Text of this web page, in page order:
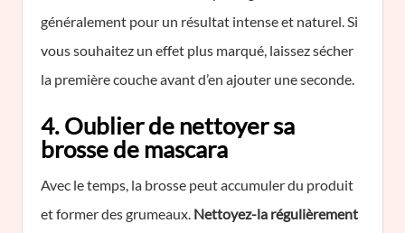
généralement pour un résultat intense et naturel. Si
vous souhaitez un effet plus marqué, laissez sécher
la première couche avant d’en ajouter une seconde.
4. Oublier de nettoyer sa
brosse de mascara
Avec le temps, la brosse peut accumuler du produit
et former des grumeaux. Nettoyez-la régulièrement